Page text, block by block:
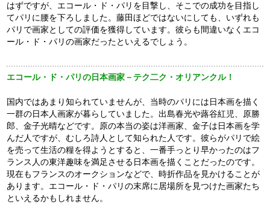
はずですが、エコール・ド・パリを目撃し、そこでの成功を目指し
てパリに腰を下ろしました。藤田ほどではないにしても、いずれも
パリで画家としての評価を獲得しています。彼らも間違いなくエコ
ール・ド・パリの画家だったといえるでしょう。
エコール・ド・パリの日本画家－テク二ク・オリアンクル！
国内ではあまり知られていませんが、当時のパリには日本画を描く
一群の日本人画家が暮らしていました。出島春光や蕗谷紅児、原勝
郎、金子光晴などです。原の本当の姿は洋画家、金子は日本画を学
んだ人ですが、むしろ詩人として知られた人です。彼らがパリで絵
を売って生活の糧を得ようとすると、一番手っとり早かったのはフ
ランス人の東洋趣味を満足させる日本画を描くことだったのです。
現在もフランスのオークションなどで、時折作品を見かけることが
あります。エコール・ド・パリの末席に居場所を見つけた画家たち
といえるかもしれません。